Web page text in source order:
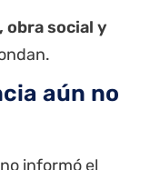
obra social y
aún no
informó el